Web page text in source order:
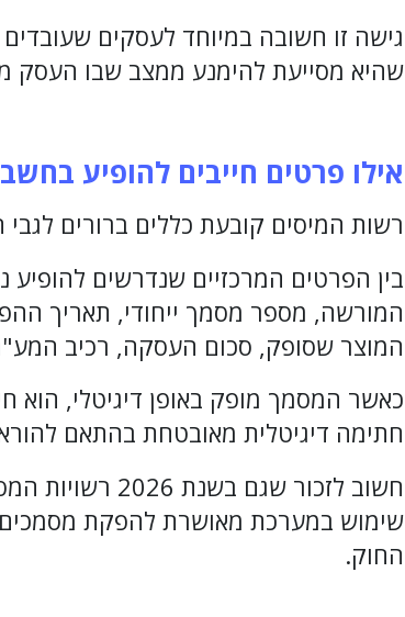
שהיא מסייעת להימנע ממצב שבו
אילו פרטים חייבים להופיע
רשות המיסים קובעת כללים ברורים
בין הפרטים המרכזיים שנדרשים
המורשה, מספר מסמך ייחודי, תאריך
המוצר שסופק, סכום העסקה, רכיב
כאשר המסמך מופק באופן דיגיטלי, הוא
חתימה דיגיטלית מאובטחת בהתאם
חשוב לזכור
שימוש במערכת מאושרת להפקת מסמכים
החוק.